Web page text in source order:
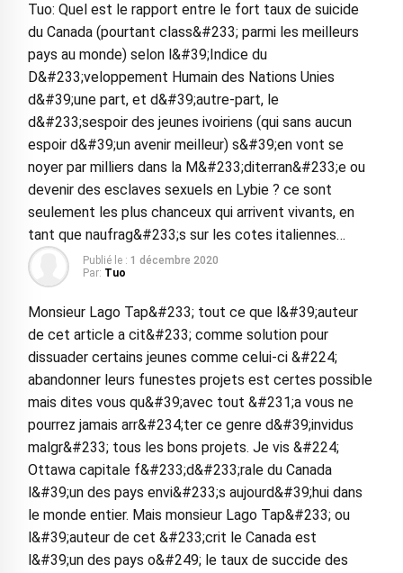
Tuo: Quel est le rapport entre le fort taux de suicide
du Canada (pourtant class&#233; parmi les meilleurs
pays au monde) selon l&#39;Indice du
D&#233;veloppement Humain des Nations Unies
d&#39;une part, et d&#39;autre-part, le
d&#233;sespoir des jeunes ivoiriens (qui sans aucun
espoir d&#39;un avenir meilleur) s&#39;en vont se
noyer par milliers dans la M&#233;diterran&#233;e ou
devenir des esclaves sexuels en Lybie ? ce sont
seulement les plus chanceux qui arrivent vivants, en
tant que naufrag&#233;s sur les cotes italiennes…
Publié le : 1 décembre 2020
Par: Tuo
Monsieur Lago Tap&#233; tout ce que l&#39;auteur
de cet article a cit&#233; comme solution pour
dissuader certains jeunes comme celui-ci &#224;
abandonner leurs funestes projets est certes possible
mais dites vous qu&#39;avec tout &#231;a vous ne
pourrez jamais arr&#234;ter ce genre d&#39;invidus
malgr&#233; tous les bons projets. Je vis &#224;
Ottawa capitale f&#233;d&#233;rale du Canada
l&#39;un des pays envi&#233;s aujourd&#39;hui dans
le monde entier. Mais monsieur Lago Tap&#233; ou
l&#39;auteur de cet &#233;crit le Canada est
l&#39;un des pays o&#249; le taux de succide des